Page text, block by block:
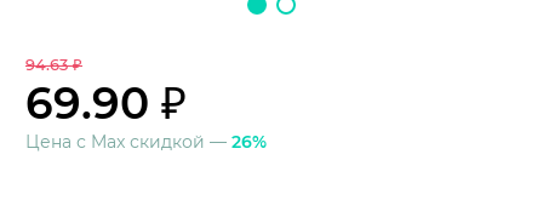
94.63 ₽
69.90 ₽
Цена с Max скидкой — 26%